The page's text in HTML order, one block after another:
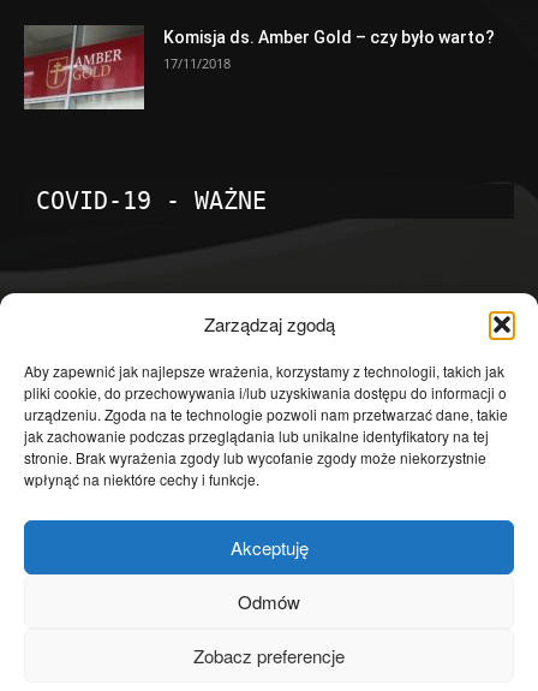
Zarządzaj zgodą
Aby zapewnić jak najlepsze wrażenia, korzystamy z technologii, takich jak
pliki cookie, do przechowywania i/lub uzyskiwania dostępu do informacji o
urządzeniu. Zgoda na te technologie pozwoli nam przetwarzać dane, takie
jak zachowanie podczas przeglądania lub unikalne identyfikatory na tej
stronie. Brak wyrażenia zgody lub wycofanie zgody może niekorzystnie
wpłynąć na niektóre cechy i funkcje.
Akceptuję
Odmów
Zobacz preferencje
Komisja ds. Amber Gold – czy było warto?
17/11/2018
COVID-19 - WAŻNE
Temat dnia
4601
Publicystyka
4363
Polityka
3639
Polska
Społeczeństwo
2823